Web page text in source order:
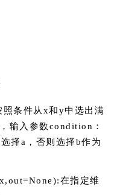
条件从x和y中选出满
输入参数condition：
择a，否则选择b作为
在指定维